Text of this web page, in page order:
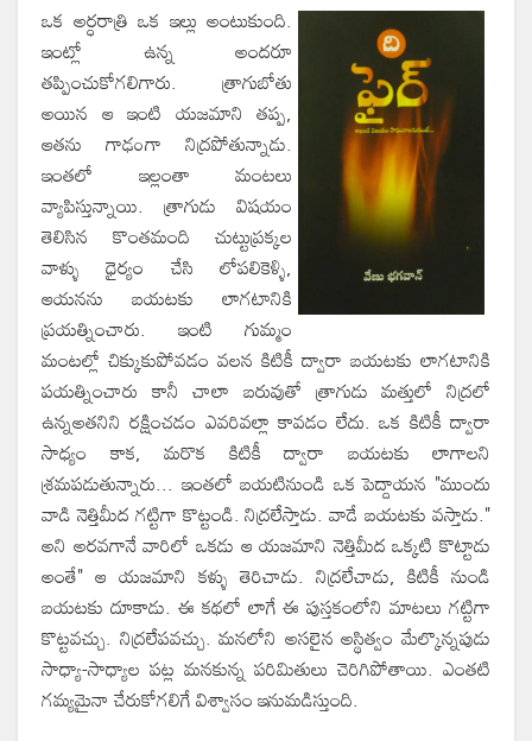
ఒక అర్ధరాత్రి ఒక ఇల్లు అంటుకుంది.
ఇంట్లో ఉన్న అందరూ
తప్పించుకోగలిగారు. త్రాగుబోతు
అయిన ఆ ఇంటి యజమాని తప్ప,
ఆతను గాఢ౦గా నిద్రపోతున్నాడు.
ఇంతలో ఇల్లంతా మంటలు
వ్యాపిస్తున్నాయి. త్రాగుడు విషయం
తెలిసిన కొంతమంది చుట్టుప్రక్కల
వాళ్ళు ధైర్యం చేసి లోపలికెళ్ళి,
ఆయనను బయటకు లాగటానికి
ప్రయత్నించారు. ఇంటి గుమ్మం
మంటల్లో చిక్కుకుపోవడం వలన కిటికీ ద్వారా బయటకు లాగటానికి
పయత్నించారు కానీ చాలా బరువుతో త్రాగుడు మత్తులో నిద్రలో
ఉన్నఅతనిని రక్షించడం ఎవరివల్లా కావడం లేదు. ఒక కిటికీ ద్వారా
సాధ్యం కాక, మరొక కిటికీ ద్వారా బయటకు లాగాలని
శ్రమపడుతున్నారు... ఇంతలో బయటినుండి ఒక పెద్దాయన "ముందు
వాడి నెత్తిమీద గట్టిగా కొట్టండి. నిద్రలేస్తాడు. వాడే బయటకు వస్తాడు."
అని అరవగానే వారిలో ఒకడు ఆ యజమాని నెత్తిమీద ఒక్కటి కొట్టాడు
అంతే" ఆ యజమాని కళ్ళు తెరిచాడు. నిద్రలేచాడు, కిటికీ నుండి
బయటకు దూకాడు. ఈ కథలో లాగే ఈ పుస్తకంలోని మాటలు గట్టిగా
కొట్టవచ్చు. నిద్రలేపవచ్చు. మనలోని అసలైన అస్థిత్వం మేల్కొన్నపుడు
సాధ్యా-సాధ్యాల పట్ల మనకున్న పరిమితులు చెరిగిపోతాయి. ఎంతటి
గమ్యమైనా చేరుకోగలిగే విశ్వాసం ఇనుమడిస్తుంది.